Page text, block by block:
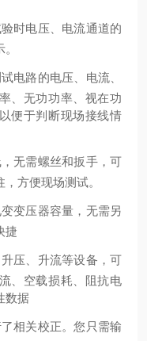
时电压、电流通道的
电路的电压、电流、
、无功功率、视在功
便于判断现场接线情
无需螺丝和扳手，可
方便现场测试。
变压器容量，无需另
捷
压、升流等设备，可
、空载损耗、阻抗电
数据
相关校正。您只需输